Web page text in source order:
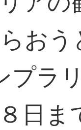
お
プラ
日ま